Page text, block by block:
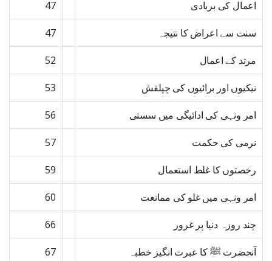
اعمال کی بربادی 47
سنت سے اعراض کا نتیجہ 47
مرتد کے اعمال 52
نیکیوں اور برائیوں کی چپلقش 53
امر ونہی کی ادائیگی میں سستی 56
نرمی کی حکمت 57
رخصتوں کا غلط استعمال 59
امر ونہی میں غلو کی ممانعت 60
چند روزہ دنیا پر غرور 66
آنحضرت ﷺ کا عبرت انگیز خطبہ 67